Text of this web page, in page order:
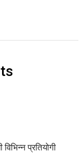
प्रतियोगी